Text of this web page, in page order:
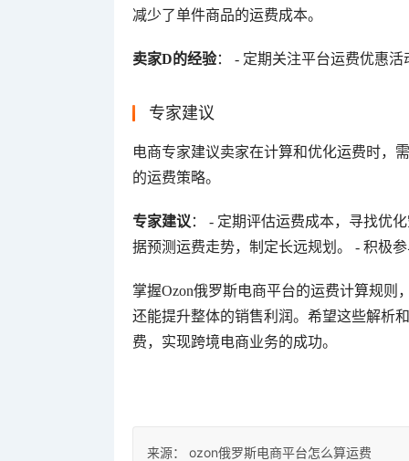
减少了单件商品的运费成本。
卖家D的经验： - 定期关注平台运费优惠
专家建议
电商专家建议卖家在计算和优化运费时，
的运费策略。
专家建议 ： - 定期评估运费成本，寻找优
据预测运费走势，制定长远规划。 - 积极
掌握Ozon俄罗斯电商平台的运费计算规
还能提升整体的销售利润。希望这些解析
费，实现跨境电商业务的成功。
来源：
ozon俄罗斯电商平台怎么算运费